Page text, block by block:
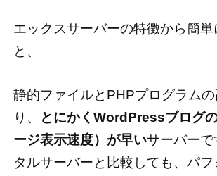
エックスサーバーの特徴から簡単
と、
静的ファイルとPHPプログラムの
り、
とにかくWordPressブログ
ージ表示速度）が早いサーバーで
タルサーバーと比較しても、パ